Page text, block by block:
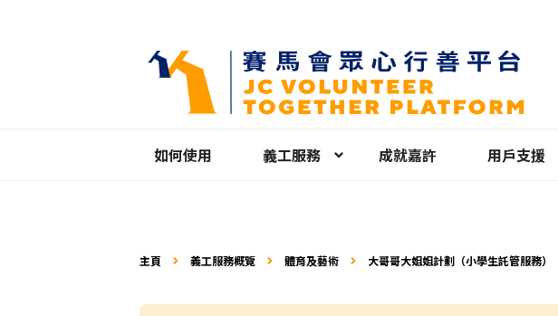
如何使用 義工服務 成就嘉許 用戶支援
主頁 義工服務概覽 體育及藝術 大哥哥大姐姐計劃（小學生託管服務）